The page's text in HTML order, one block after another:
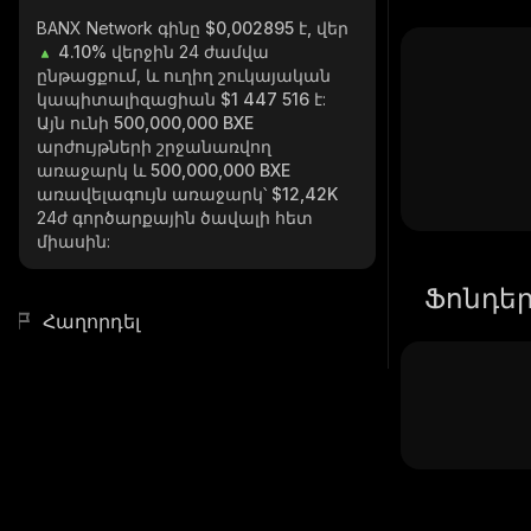
BANX Network գինը $0,002895 է, վեր
4.10% վերջին 24 ժամվա
ընթացքում, և ուղիղ շուկայական
կապիտալիզացիան $1 447 516 է:
Այն ունի 500,000,000 BXE
արժույթների շրջանառվող
առաջարկ և 500,000,000 BXE
առավելագույն առաջարկ՝ $12,42K
24ժ գործարքային ծավալի հետ
միասին:
Հաղորդել